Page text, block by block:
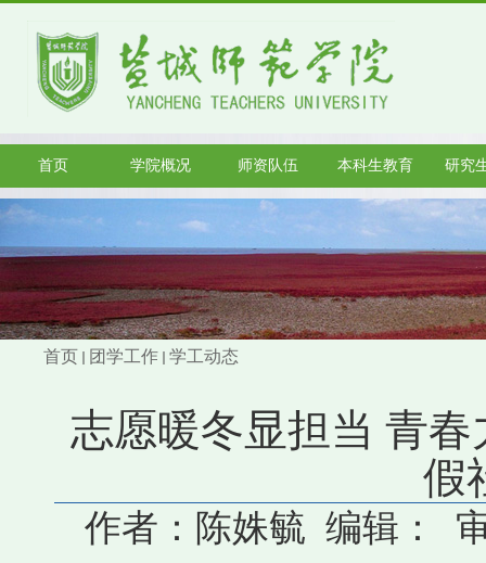
首页 学院概况 师资队伍 本科生教育 研究
首页 团学工作 学工动态
志愿暖冬显担当 青
假
作者：陈姝毓 编辑：